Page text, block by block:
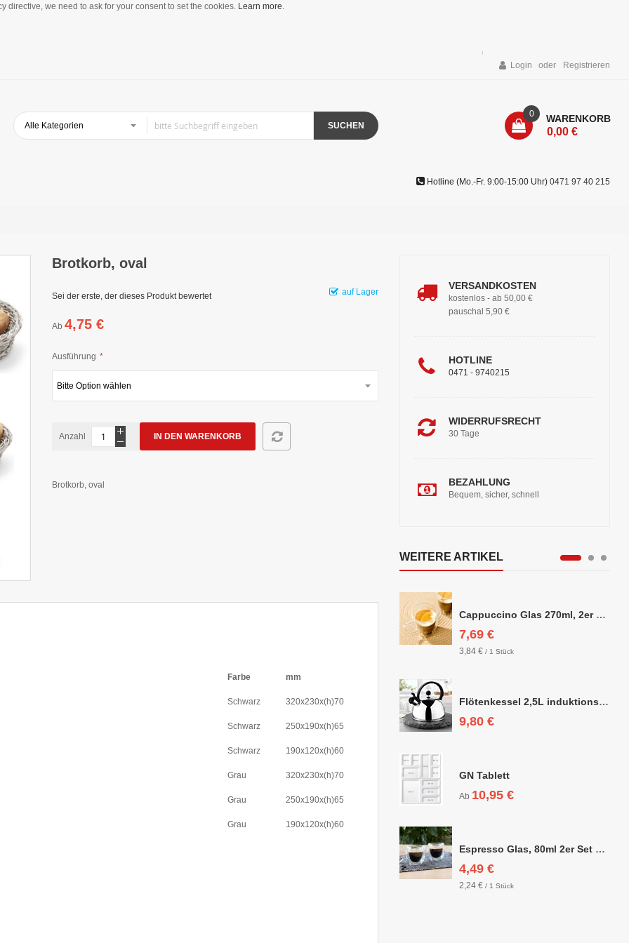
directive, we need to ask for your consent to set the cookies. Learn more.
Login Registrieren
SUCHEN
WARENKORB
0
0,00 €
Hotline (Mo.-Fr. 9:00-15:00 Uhr) 0471 97 40 215
Brotkorb, oval
auf Lager
Sei der erste, der dieses Produkt bewertet
Ab 4,75 €
Ausführung
Anzahl IN DEN WARENKORB
Brotkorb, oval
Farbe mm
Schwarz 320x230x(h)70
Schwarz 250x190x(h)65
Schwarz 190x120x(h)60
Grau 320x230x(h)70
Grau 250x190x(h)65
Grau 190x120x(h)60
VERSANDKOSTEN
kostenlos - ab 50,00 €
pauschal 5,90 €
HOTLINE
0471 - 9740215
WIDERRUFSRECHT
30 Tage
BEZAHLUNG
Bequem, sicher, schnell
WEITERE ARTIKEL
Cappuccino Glas 270ml, 2er Set doppelwandig, ca. 8,5 x 10cm
7,69 €
3,84 € / 1 Stück
Flötenkessel 2,5L induktionsgeeignet
9,80 €
GN Tablett
Ab 10,95 €
Espresso Glas, 80ml 2er Set doppelwandig, ca. 6,3 x 6,4cm
4,49 €
2,24 € / 1 Stück